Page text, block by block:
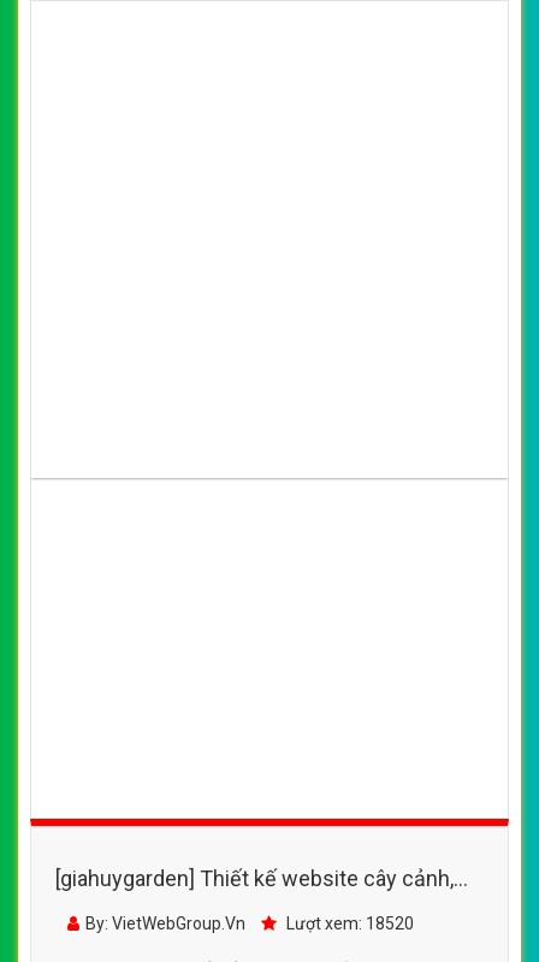
[giahuygarden] Thiết kế website cây cảnh,
cách chăm sóc cây, hoa cảnh
By: VietWebGroup.Vn Lượt xem: 18520